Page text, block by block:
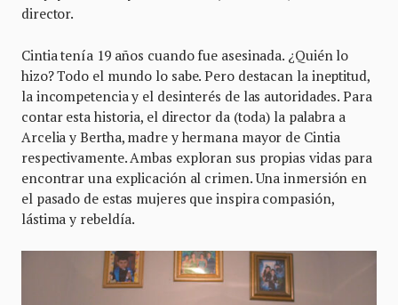
director.
Cintia tenía 19 años cuando fue asesinada. ¿Quién lo
hizo? Todo el mundo lo sabe. Pero destacan la ineptitud,
la incompetencia y el desinterés de las autoridades. Para
contar esta historia, el director da (toda) la palabra a
Arcelia y Bertha, madre y hermana mayor de Cintia
respectivamente. Ambas exploran sus propias vidas para
encontrar una explicación al crimen. Una inmersión en
el pasado de estas mujeres que inspira compasión,
lástima y rebeldía.